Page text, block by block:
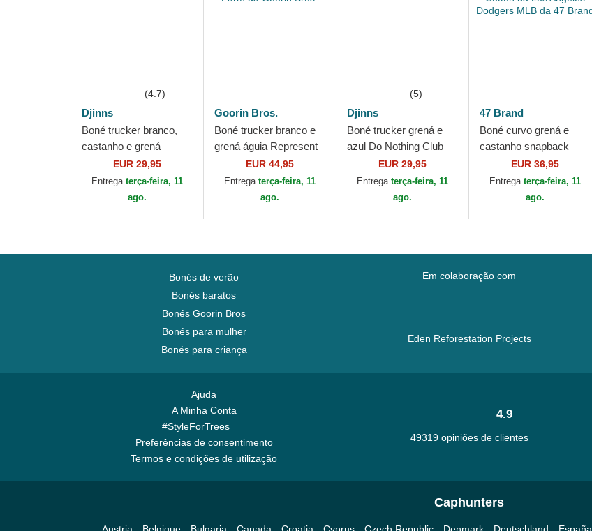
(4.7)
Djinns
Boné trucker branco,
castanho e grená
Coffee Club HFT da
Djinns
EUR 29,95
Entrega terça-feira, 11
ago.
Goorin Bros.
Boné trucker branco e
grená águia Represent
Microsuede Eagle The
Farm da Goorin Bros.
EUR 44,95
Entrega terça-feira, 11
ago.
(5)
Djinns
Boné trucker grená e
azul Do Nothing Club
HFT DNC 1.3 da Djinns
EUR 29,95
Entrega terça-feira, 11
ago.
47 Brand
Boné curvo grená e
castanho snapback
MVP DT Sure Shot Two
Tone Cotton da Los
Angeles Dodgers
EUR 36,95
Entrega terça-feira, 11
ago.
Bonés de verão
Bonés baratos
Bonés Goorin Bros
Bonés para mulher
Bonés para criança
Em colaboração com
Eden Reforestation Projects
Ajuda
A Minha Conta
#StyleForTrees
Preferências de consentimento
Termos e condições de utilização
4.9
49319 opiniões de clientes
Caphunters